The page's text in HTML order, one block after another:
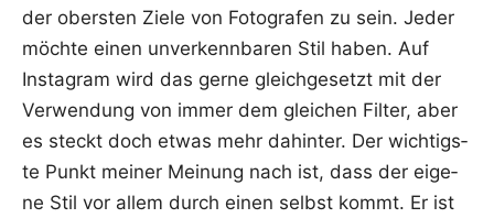
der obers­ten Zie­le von Foto­gra­fen zu sein. Jeder
möch­te einen unver­kenn­ba­ren Stil haben. Auf
Insta­gram wird das ger­ne gleich­ge­setzt mit der
Ver­wen­dung von immer dem glei­chen Fil­ter, aber
es steckt doch etwas mehr dahin­ter. Der wich­tigs­
te Punkt mei­ner Mei­nung nach ist, dass der eige­
ne Stil vor allem durch einen selbst kommt. Er ist